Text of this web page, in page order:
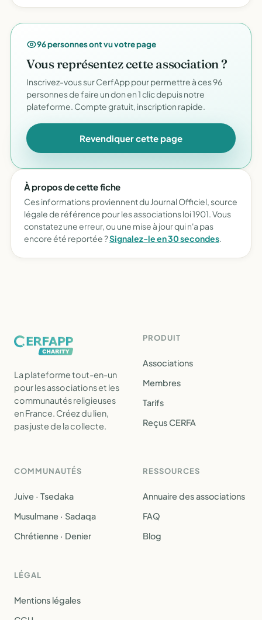
96 personnes ont vu votre page
Vous représentez cette association ?
Inscrivez-vous sur CerfApp pour permettre à ces 96
personnes de faire un don en 1 clic depuis notre
plateforme. Compte gratuit, inscription rapide.
Revendiquer cette page
À propos de cette fiche
Ces informations proviennent du Journal Officiel, source
légale de référence pour les associations loi 1901. Vous
constatez une erreur, ou une mise à jour qui n'a pas
encore été reportée ?Signalez-le en 30 secondes.
La plateforme tout-en-un
pour les associations et les
communautés religieuses
en France. Créez du lien,
pas juste de la collecte.
PRODUIT
Associations
Membres
Tarifs
Reçus CERFA
COMMUNAUTÉS
Juive · Tsedaka
Musulmane · Sadaqa
Chrétienne · Denier
RESSOURCES
Annuaire des associations
FAQ
Blog
LÉGAL
Mentions légales